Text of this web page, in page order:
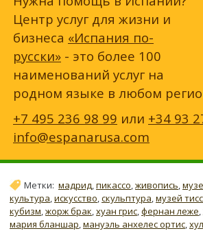
Центр услуг для жизни и
бизнеса «Испания по-
русски» - это более 100
наименований услуг на
родном языке в любом
+7 495 236 98 99 или +34 93
info@espanarusa.com
Метки: мадрид пикассо живопись
культура,искусство,скульптура,музей
кубизм,жорж брак,хуан грис,фернан леже,
мария бланшар,мануэль анхелес ортис,